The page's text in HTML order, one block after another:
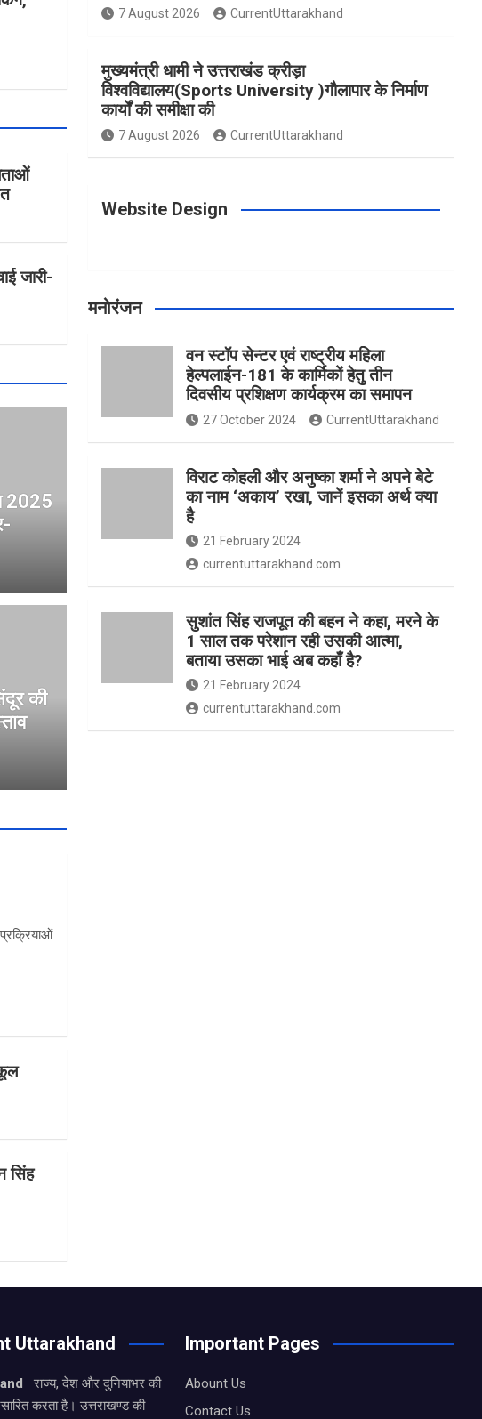
जारी-
2025
की
सिंह
o
k
r
a
m
e
s
t
r e
7 August 2026 CurrentUttarakhand
मुख्यमंत्री धामी ने उत्तराखंड क्रीड़ा
विश्वविद्यालय(Sports University )गौलापार के निर्माण
कार्यों की समीक्षा की
7 August 2026 CurrentUttarakhand
Website Design
मनोरंजन
वन स्टॉप सेन्टर एवं राष्ट्रीय महिला
हेल्पलाईन-181 के कार्मिकों हेतु तीन
दिवसीय प्रशिक्षण कार्यक्रम का समापन
27 October 2024 CurrentUttarakhand
विराट कोहली और अनुष्का शर्मा ने अपने बेटे
का नाम ‘अकाय’ रखा, जानें इसका अर्थ क्‍या
है
21 February 2024
currentuttarakhand.com
सुशांत सिंह राजपूत की बहन ने कहा, मरने के
1 साल तक परेशान रही उसकी आत्मा,
बताया उसका भाई अब कहाँ है?
21 February 2024
currentuttarakhand.com
Uttarakhand
राज्य, देश और दुनियाभर की
करता है। उत्तराखण्ड की
Important Pages
Abount Us
Contact Us